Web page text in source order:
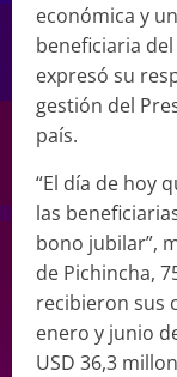
económica y
beneficiaria
expresó su
gestión del
país.
“El día de hoy
las
bono jubilar”,
de Pichincha,
recibieron sus
enero y junio
USD 36,3